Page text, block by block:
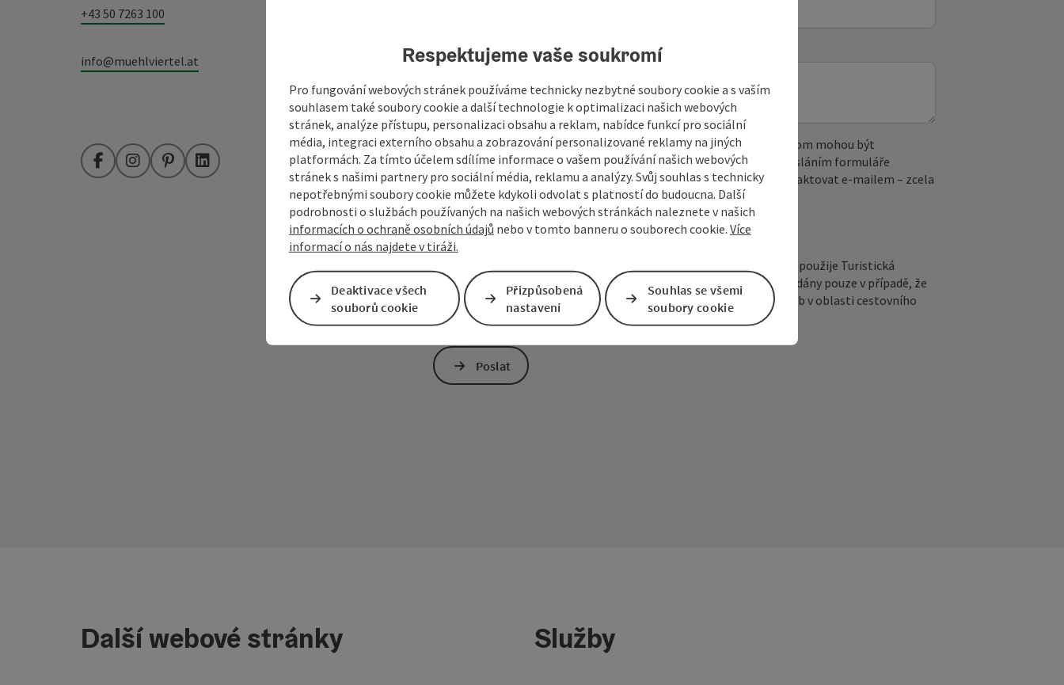
+43 50 7263 100
info@muehlviertel.at
FacebookInstagramPinterestLinkedIn
nezávazná poptávka*
Pro ochranu proti spamu je používán Google reCAPTCHA. Při tom mohou být
společnosti Google předána osobní data (např. IP adresa). Odesláním formuláře
přijímáte potřebné cookies. Případně nás můžete kdykoli kontaktovat e‑mailem – zcela
bez reCAPTCHA.*
Přihlášení k odběru newsletteru Mühlviertelu
Vámi poskytnuté údaje (e-mailová adresa, dotaz, nepovinné jméno) použije Turistická
centrála Mühlviertel pouze ke zpracování vašeho dotazu. Budou předány pouze v případě, že
dotaz bude zodpovězen třetími stranami (např. poskytovateli služeb v oblasti cestovního
ruchu), viz také
Zásady ochrany osobních údajů
Poslat
Další webové stránky Služby
Respektujeme vaše soukromí
Pro fungování webových stránek používáme technicky nezbytné soubory cookie a s vaším
souhlasem také soubory cookie a další technologie k optimalizaci našich webových
stránek, analýze přístupu, personalizaci obsahu a reklam, nabídce funkcí pro sociální
média, integraci externího obsahu a zobrazování personalizované reklamy na jiných
platformách. Za tímto účelem sdílíme informace o vašem používání našich webových
stránek s našimi partnery pro sociální média, reklamu a analýzy. Svůj souhlas s technicky
nepotřebnými soubory cookie můžete kdykoli odvolat s platností do budoucna. Další
podrobnosti o službách používaných na našich webových stránkách naleznete v našich
informacích o ochraně osobních údajů nebo v tomto banneru o souborech cookie. Více
informací o nás najdete v tiráži.
Deaktivace všech
souborů cookie
Přizpůsobená
nastavení
Souhlas se všemi
soubory cookie